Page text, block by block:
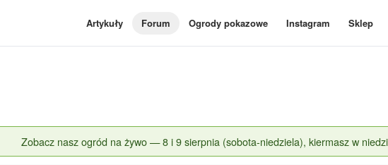
Artykuły Forum Ogrody pokazowe Instagram Sklep
Zobacz nasz ogród na żywo — 8 i 9 sierpnia (sobota-niedziela), kiermasz w